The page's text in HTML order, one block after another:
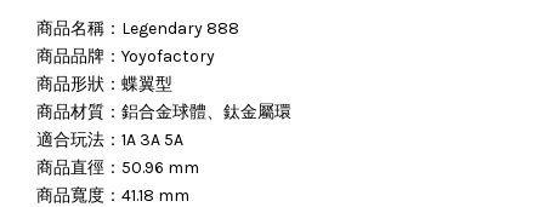
商品名稱：Legendary 888
商品品牌：Yoyofactory
商品形狀：蝶翼型
商品材質：鋁合金球體、鈦金屬環
適合玩法：1A 3A 5A
商品直徑：50.96 mm
商品寬度：41.18 mm